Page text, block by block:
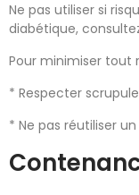
Ne pas utiliser si
diabétique,
Pour minimiser tout
* Respecter
* Ne pas réutiliser